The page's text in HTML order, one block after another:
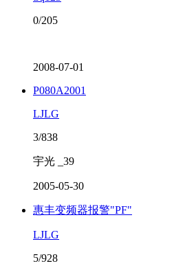
0/205
2008-07-01
P080A2001
LJLG
3/838
宇光 _39
2005-05-30
惠丰变频器报警"PF"
LJLG
5/928